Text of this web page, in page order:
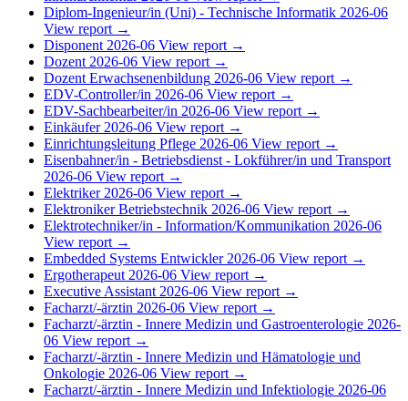
Diplom-Ingenieur/in (Uni) - Technische Informatik 2026-06
View report →
Disponent 2026-06 View report →
Dozent 2026-06 View report →
Dozent Erwachsenenbildung 2026-06 View report →
EDV-Controller/in 2026-06 View report →
EDV-Sachbearbeiter/in 2026-06 View report →
Einkäufer 2026-06 View report →
Einrichtungsleitung Pflege 2026-06 View report →
Eisenbahner/in - Betriebsdienst - Lokführer/in und Transport
2026-06 View report →
Elektriker 2026-06 View report →
Elektroniker Betriebstechnik 2026-06 View report →
Elektrotechniker/in - Information/Kommunikation 2026-06
View report →
Embedded Systems Entwickler 2026-06 View report →
Ergotherapeut 2026-06 View report →
Executive Assistant 2026-06 View report →
Facharzt/-ärztin 2026-06 View report →
Facharzt/-ärztin - Innere Medizin und Gastroenterologie 2026-
06 View report →
Facharzt/-ärztin - Innere Medizin und Hämatologie und
Onkologie 2026-06 View report →
Facharzt/-ärztin - Innere Medizin und Infektiologie 2026-06